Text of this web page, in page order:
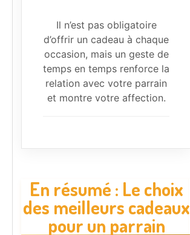
Il n’est pas obligatoire
d’offrir un cadeau à chaque
occasion, mais un geste de
temps en temps renforce la
relation avec votre parrain
et montre votre affection.
En résumé : Le choix
des meilleurs cadeaux
pour un parrain